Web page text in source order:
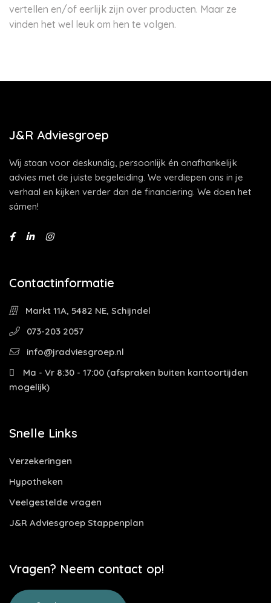
vertellen en/of eerlijk zijn over producten. Maar ze
vinden het wel leuk om hen te volgen.
J&R Adviesgroep
Wij staan voor deskundig, persoonlijk én onafhankelijk
advies met de juiste begeleiding. We verdiepen ons in je
verhaal en kijken verder dan de financiering. We doen het
sámen!
Contactinformatie
Markt 11A, 5482 NE, Schijndel
073-203 2057
info@jradviesgroep.nl
Ma - Vr 8:30 - 17:00 (afspraken buiten kantoortijden
mogelijk)
Snelle Links
Verzekeringen
Hypotheken
Veelgestelde vragen
J&R Adviesgroep Stappenplan
Vragen? Neem contact op!